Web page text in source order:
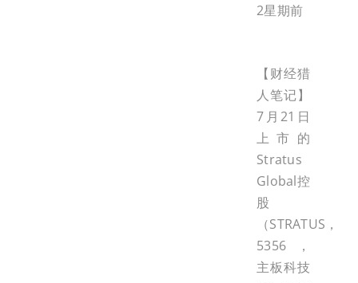
2星期前
【财经猎
人笔记】
7月21日
上市的
Stratus
Global控
股
（STRATUS，
5356，
主板科技